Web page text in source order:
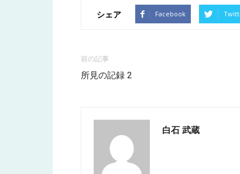
シェア Facebook
前の記事
所見の記録 2
白石 武蔵